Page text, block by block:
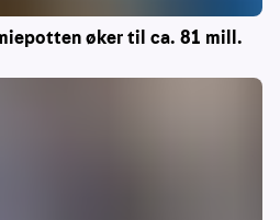
øker til ca. 81 mill.